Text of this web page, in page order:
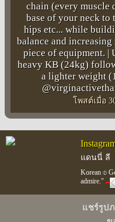
chain (every muscle
base of your neck to
hips etc... while
balance and
piece of equipment. |
heavy KB (24kg)
a lighter weight
โพสต์เมื่อ
แดนนี่ ลี
Korean ⌽
admire."
แชร์รูป